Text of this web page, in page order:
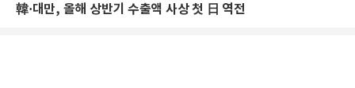
韓·대만, 올해 상반기 수출액 사상 첫 日 역전